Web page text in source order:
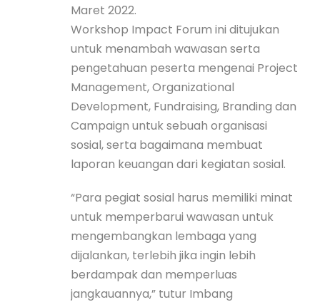
Maret 2022.
Workshop Impact Forum ini ditujukan
untuk menambah wawasan serta
pengetahuan peserta mengenai Project
Management, Organizational
Development, Fundraising, Branding dan
Campaign untuk sebuah organisasi
sosial, serta bagaimana membuat
laporan keuangan dari kegiatan sosial.
“Para pegiat sosial harus memiliki minat
untuk memperbarui wawasan untuk
mengembangkan lembaga yang
dijalankan, terlebih jika ingin lebih
berdampak dan memperluas
jangkauannya,” tutur Imbang